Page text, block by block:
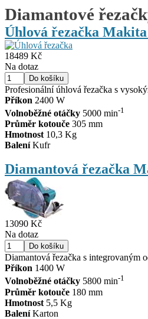
Diamantové
Úhlová řezačka Makita
18489 Kč
Na dotaz
Profesionální úhlová řezačka s
Příkon 2400 W
Volnoběžné otáčky 5000 min-1
Průměr kotouče 305 mm
Hmotnost 10,3 Kg
BaleníKufr
Diamantová řezačka
13090 Kč
Na dotaz
Diamantová řezačka s integrovaným
Příkon 1400 W
Volnoběžné otáčky 5800 min-1
Průměr kotouče 180 mm
Hmotnost 5,5 Kg
BaleníKarton